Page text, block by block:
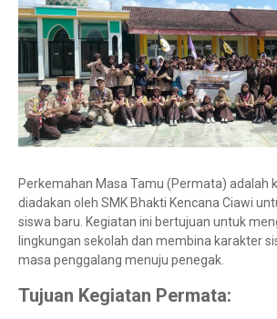
Perkemahan Masa Tamu (Permata) adalah
diadakan oleh SMK Bhakti Kencana Ciawi
siswa baru. Kegiatan ini bertujuan untuk
lingkungan sekolah dan membina karakter
masa penggalang menuju penegak.
Tujuan Kegiatan Permata: